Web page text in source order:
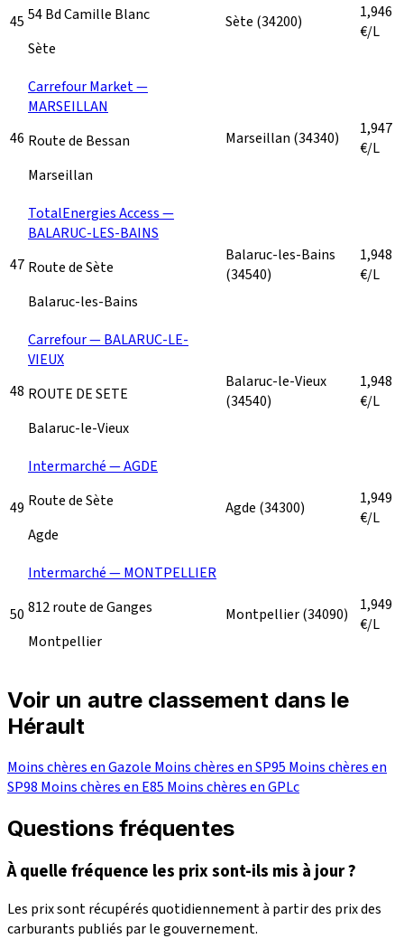
45 54 Bd Camille Blanc
Sète
Sète (34200)
1,946
€/L
46
Carrefour Market —
MARSEILLAN
Route de Bessan
Marseillan
Marseillan (34340)
1,947
€/L
47
TotalEnergies Access —
BALARUC-LES-BAINS
Route de Sète
Balaruc-les-Bains
Balaruc-les-Bains
(34540)
1,948
€/L
48
Carrefour — BALARUC-LE-
VIEUX
ROUTE DE SETE
Balaruc-le-Vieux
Balaruc-le-Vieux
(34540)
1,948
€/L
49
Intermarché — AGDE
Route de Sète
Agde
Agde (34300)
1,949
€/L
50
Intermarché — MONTPELLIER
812 route de Ganges
Montpellier
Montpellier(34090)
1,949
€/L
Voir un autre classement dans le
Hérault
Moins chères en Gazole Moins chères en SP95 Moins chères en
SP98 Moins chères en E85 Moins chères en GPLc
Questions fréquentes
À quelle fréquence les prix sont-ils mis à jour ?
Les prix sont récupérés quotidiennement à partir des prix des
carburants publiés par le gouvernement.